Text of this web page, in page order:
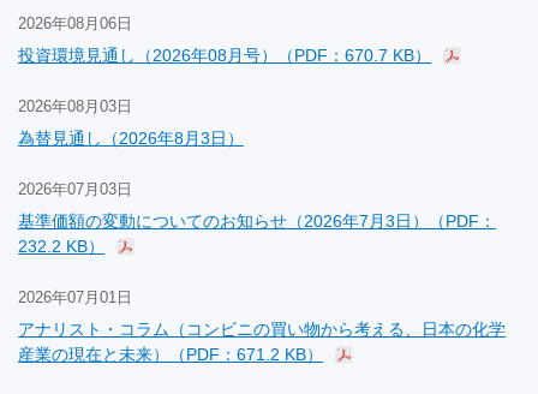
2026年08月06日
投資環境見通し（2026年08月号）（PDF：670.7 KB）
2026年08月03日
為替見通し（2026年8月3日）
2026年07月03日
基準価額の変動についてのお知らせ（2026年7月3日）（PDF：
232.2 KB）
2026年07月01日
アナリスト・コラム（コンビニの買い物から考える、日本の化学
産業の現在と未来）（PDF：671.2 KB）